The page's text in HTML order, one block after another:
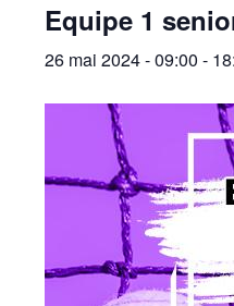
Equipe 1
26 mai 2024 - 09:00 -